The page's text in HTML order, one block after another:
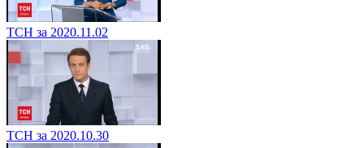
ТСН за 2020.11.02
ТСН за 2020.10.30